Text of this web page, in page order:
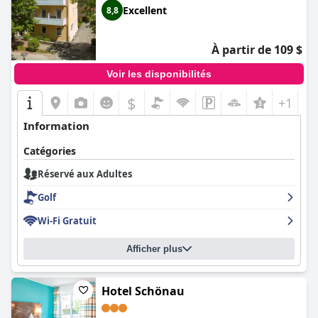
8,8 Excellent
À partir de 109 $
Voir les disponibilités
$ +1
Information
Catégories
Réservé aux Adultes
Golf
Wi-Fi Gratuit
Afficher plus
Hotel Schönau